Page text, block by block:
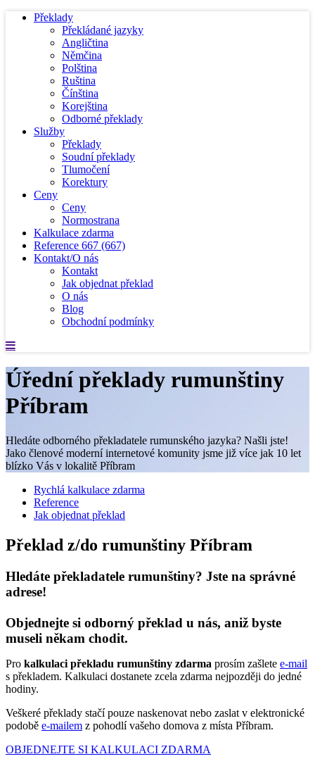
Překlady
Překládané jazyky
Angličtina
Němčina
Polština
Ruština
Čínština
Korejština
Odborné překlady
Služby
Překlady
Soudní překlady
Tlumočení
Korektury
Ceny
Ceny
Normostrana
Kalkulace zdarma
Reference 667 (667)
Kontakt/O nás
Kontakt
Jak objednat překlad
O nás
Blog
Obchodní podmínky
Úřední překlady rumunštiny
Příbram
Hledáte odborného překladatele rumunského jazyka? Našli jste!
Jako členové moderní internetové komunity jsme již více jak 10 let
blízko Vás v lokalitě Příbram
Rychlá kalkulace zdarma
Reference
Jak objednat překlad
Překlad z/do rumunštiny Příbram
Hledáte překladatele rumunštiny? Jste na správné
adrese!
Objednejte si odborný překlad u nás, aniž byste
museli někam chodit.
Pro kalkulaci překladu rumunštiny zdarma prosím zašlete e-mail
s překladem. Kalkulaci dostanete zcela zdarma nejpozději do jedné
hodiny.
Veškeré překlady stačí pouze naskenovat nebo zaslat v elektronické
podobě e-mailem z pohodlí vašeho domova z místa Příbram.
OBJEDNEJTE SI KALKULACI ZDARMA